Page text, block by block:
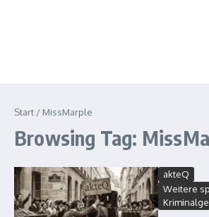
Start / MissMarple
Browsing Tag:
akteQ
Weitere